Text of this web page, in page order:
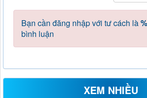
Bạn cần đăng nhập với tư cách là
bình luận
XEM NHIỀU